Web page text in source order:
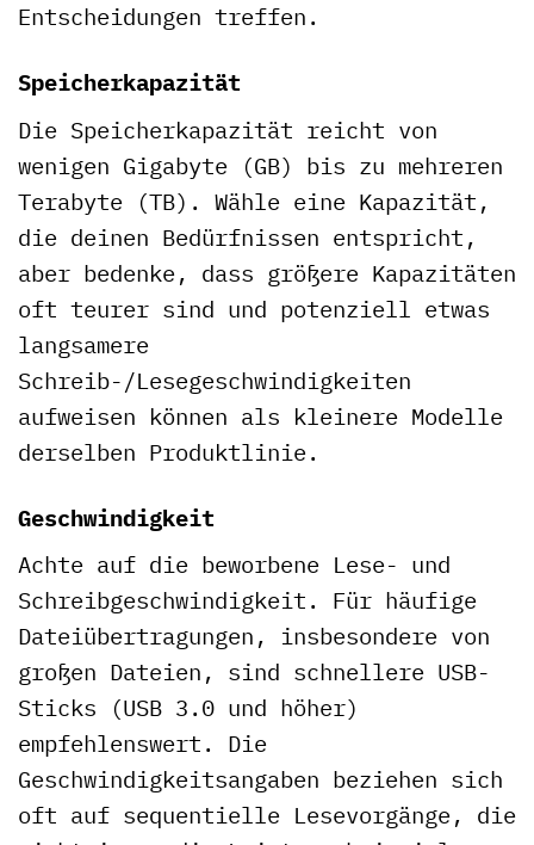
Entscheidungen treffen.
Speicherkapazität
Die Speicherkapazität reicht von
wenigen Gigabyte (GB) bis zu mehreren
Terabyte (TB). Wähle eine Kapazität,
die deinen Bedürfnissen entspricht,
aber bedenke, dass größere Kapazitäten
oft teurer sind und potenziell etwas
langsamere
Schreib-/Lesegeschwindigkeiten
aufweisen können als kleinere Modelle
derselben Produktlinie.
Geschwindigkeit
Achte auf die beworbene Lese- und
Schreibgeschwindigkeit. Für häufige
Dateiübertragungen, insbesondere von
großen Dateien, sind schnellere USB-
Sticks (USB 3.0 und höher)
empfehlenswert. Die
Geschwindigkeitsangaben beziehen sich
oft auf sequentielle Lesevorgänge, die